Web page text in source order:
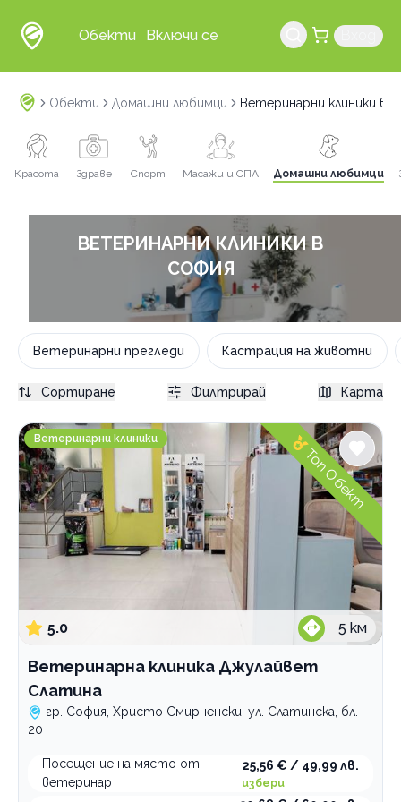
Обекти Включи се
Обекти Домашни любимци Ветеринарни клиники в
Красота Здраве Спорт Масажи и СПА Домашни любимци
ВЕТЕРИНАРНИ КЛИНИКИ В
СОФИЯ
Ветеринарни прегледи Кастрация на животни
Ветеринарна клиника Джулайвет Слатина
Ветеринарни клиники
5.0 5 км
Ветеринарна клиника Джулайвет
Слатина
гр. София, Христо Смирненски, ул. Слатинска, бл.
20
Посещение на място от
ветеринар
25,56 € / 49,99 лв.
избери
Топ Обект
Сортиране Филтрирай Карта
София
Гоце Делчев
Дружба 1
Красно село
Люлин 10
Люлин 8
Суходол
Хладилника
Център
Люлин 9
Попово
Перник